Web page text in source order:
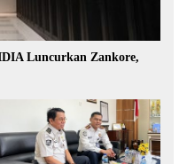
Luncurkan Zankore,